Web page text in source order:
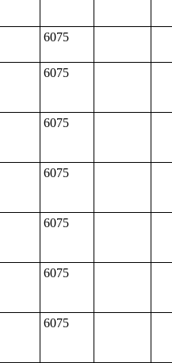
6075
6075
6075
6075
6075
6075
6075